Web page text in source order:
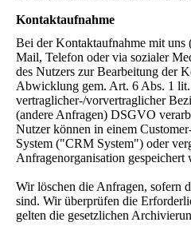
Kontaktaufnahme
Bei der Kontaktaufnahme mit
Mail, Telefon oder via sozialer
des Nutzers zur Bearbeitung der
Abwicklung gem. Art. 6 Abs. 1
vertraglicher-/vorvertraglicher
(andere Anfragen) DSGVO
Nutzer können in einem
System ("CRM System") oder
Anfragenorganisation gespeichert
Wir löschen die Anfragen, sofern
sind. Wir überprüfen die
gelten die gesetzlichen